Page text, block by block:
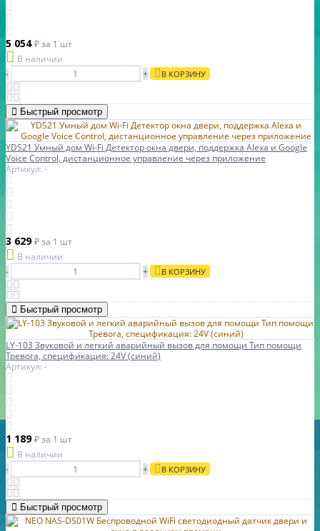
5 054₽за 1 шт
В наличии
-
+ В КОРЗИНУ
Быстрый просмотр
YDS21 Умный дом Wi-Fi Детектор окна двери, поддержка Alexa и Google
Voice Control, дистанционное управление через приложение
Артикул: -
3 629₽за 1 шт
В наличии
-
+ В КОРЗИНУ
Быстрый просмотр
LY-103 Звуковой и легкий аварийный вызов для помощи Тип помощи
Тревога, спецификация: 24V (синий)
Артикул: -
1 189₽за 1 шт
В наличии
-
+ В КОРЗИНУ
Быстрый просмотр